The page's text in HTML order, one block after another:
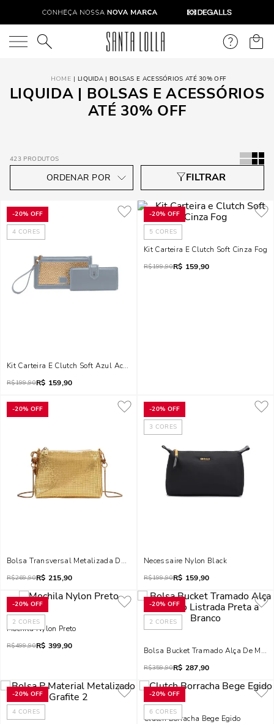
O que você está procurando?
LIQUIDA | BOLSAS E ACESSÓRIOS ATÉ 30% OFF
LIQUIDA | BOLSAS E ACESSÓRIOS
ATÉ 30% OFF
423 PRODUTOS
-20% OFF
4 CORES
Kit Carteira E Clutch Soft Azul Acqua
R$199,90R$ 159,90
-20% OFF
5 CORES
Kit Carteira E Clutch Soft Cinza Fog
R$199,90R$ 159,90
-20% OFF
Bolsa Transversal Metalizada Dourada
R$269,90R$ 215,90
-20% OFF
3 CORES
Necessaire Nylon Black
R$199,90R$ 159,90
-20% OFF
2 CORES
Mochila Nylon Preto
R$499,90R$ 399,90
-20% OFF
2 CORES
Bolsa Bucket Tramado Alça De Mão
R$359,90R$ 287,90
-20% OFF
4 CORES
-20% OFF
6 CORES
Clutch Borracha Bege Egido